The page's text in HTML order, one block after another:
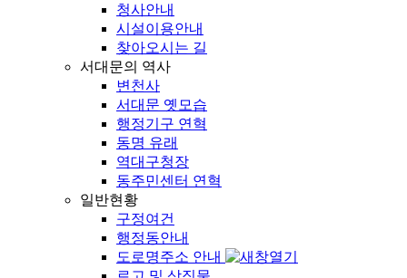
청사안내
시설이용안내
찾아오시는 길
서대문의 역사
변천사
서대문 옛모습
행정기구 연혁
동명 유래
역대구청장
동주민센터 연혁
일반현황
구정여건
행정동안내
도로명주소 안내